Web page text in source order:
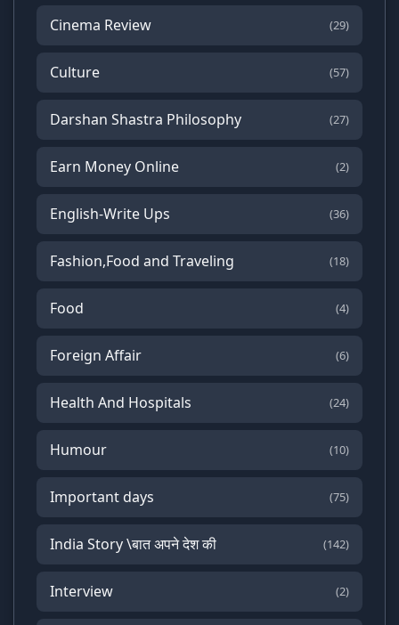
Cinema Review (29)
Culture (57)
Darshan Shastra Philosophy (27)
Earn Money Online (2)
English-Write Ups (36)
Fashion,Food and Traveling (18)
Food (4)
Foreign Affair (6)
Health And Hospitals (24)
Humour (10)
Important days (75)
India Story \बात अपने देश की (142)
Interview (2)